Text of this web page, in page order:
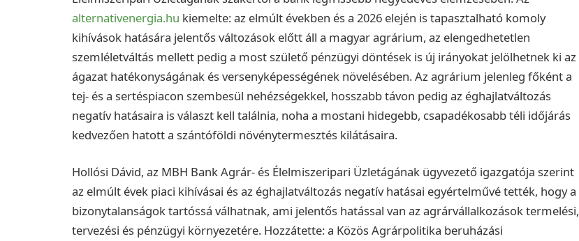
alternativenergia.hu kiemelte: az elmúlt években és a 2026 elején is tapasztalható komoly
kihívások hatására jelentős változások előtt áll a magyar agrárium, az elengedhetetlen
szemléletváltás mellett pedig a most születő pénzügyi döntések is új irányokat jelölhetnek ki az
ágazat hatékonyságának és versenyképességének növelésében. Az agrárium jelenleg főként a
tej- és a sertéspiacon szembesül nehézségekkel, hosszabb távon pedig az éghajlatváltozás
negatív hatásaira is választ kell találnia, noha a mostani hidegebb, csapadékosabb téli időjárás
kedvezően hatott a szántóföldi növénytermesztés kilátásaira.
Hollósi Dávid, az MBH Bank Agrár- és Élelmiszeripari Üzletágának ügyvezető igazgatója szerint
az elmúlt évek piaci kihívásai és az éghajlatváltozás negatív hatásai egyértelművé tették, hogy a
bizonytalanságok tartóssá válhatnak, ami jelentős hatással van az agrárvállalkozások termelési,
tervezési és pénzügyi környezetére. Hozzátette: a Közös Agrárpolitika beruházási